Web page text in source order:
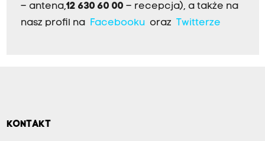
– antena,12 630 60 00 – recepcja), a także na
nasz profil na Facebookuoraz Twitterze
KONTAKT